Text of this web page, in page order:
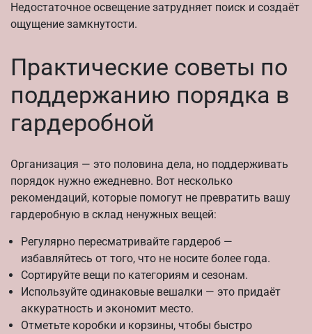
Недостаточное освещение затрудняет поиск и создаёт
ощущение замкнутости.
Практические советы по
поддержанию порядка в
гардеробной
Организация — это половина дела, но поддерживать
порядок нужно ежедневно. Вот несколько
рекомендаций, которые помогут не превратить вашу
гардеробную в склад ненужных вещей:
Регулярно пересматривайте гардероб —
избавляйтесь от того, что не носите более года.
Сортируйте вещи по категориям и сезонам.
Используйте одинаковые вешалки — это придаёт
аккуратность и экономит место.
Отметьте коробки и корзины, чтобы быстро